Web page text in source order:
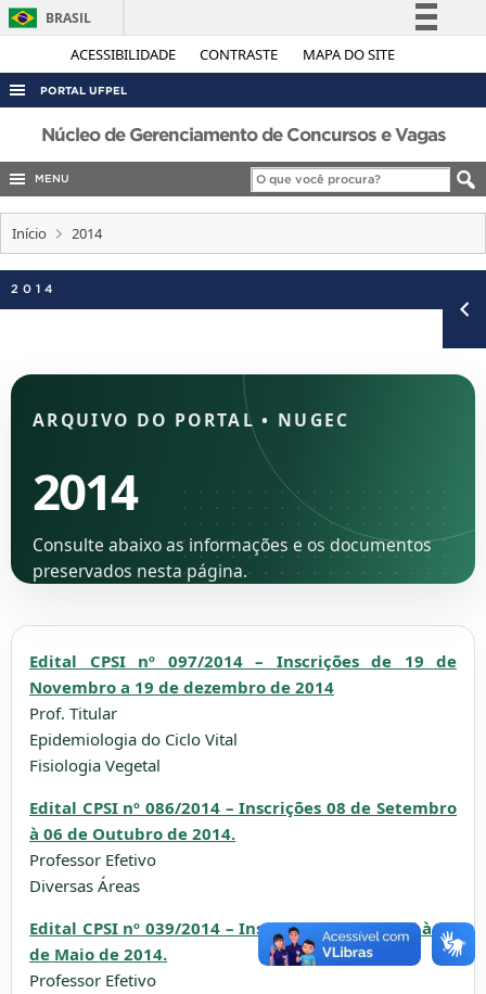
ACESSIBILIDADE CONTRASTE MAPA DO SITE
BRASIL
Simplifique!
Legislação
Canais
PORTAL UFPEL
ACESSO À INFORMAÇÃO
AUDITORIA
CONCURSOS
INTERNACIONAL
TELEFONES
Núcleo de Gerenciamento de Concursos e Vagas
MENU
Início 2014
2014
ARQUIVO DO PORTAL• NUGEC
2014
Consulte abaixo as informações e os documentos
preservados nesta página.
Edital CPSI nº 097/2014 – Inscrições de 19 de
Novembro a 19 de dezembro de 2014
Prof. Titular
Epidemiologia do Ciclo Vital
Fisiologia Vegetal
Edital CPSI nº 086/2014 – Inscrições 08 de Setembro
à 06 de Outubro de 2014.
Professor Efetivo
Diversas Áreas
Edital CPSI nº 039/2014 – Inscrições 14 de Abril à 13
de Maio de 2014.
Professor Efetivo